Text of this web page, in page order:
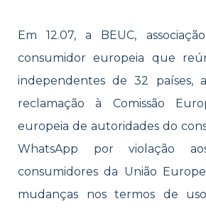
Em 12.07, a BEUC,
consumidor europeia que
independentes de 32 países,
reclamação à Comissão
europeia de autoridades do
WhatsApp por violação
consumidores da União
mudanças nos termos de